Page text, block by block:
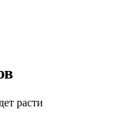
расти